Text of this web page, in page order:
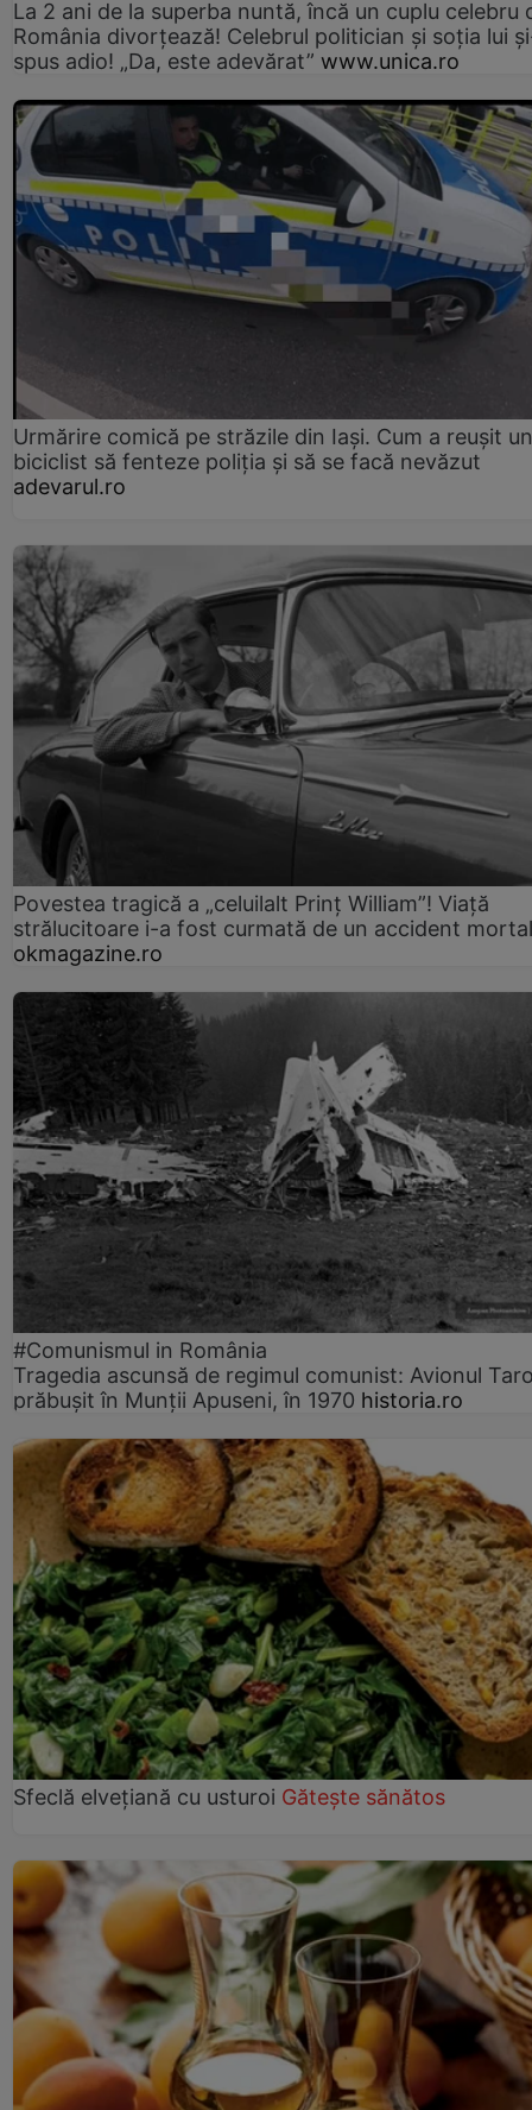
La 2 ani de la superba nuntă, încă un cuplu celebru
România divorțează! Celebrul politician și soția lui
spus adio! „Da, este adevărat” www.unica.ro
Urmărire comică pe străzile din Iași. Cum a reușit un
biciclist să fenteze poliția și să se facă nevăzut
adevarul.ro
Povestea tragică a „celuilalt Prinț William”! Viață
strălucitoare i-a fost curmată de un accident mortal
okmagazine.ro
#Comunismul in România
Tragedia ascunsă de regimul comunist: Avionul
prăbușit în Munții Apuseni, în 1970 historia.ro
Sfeclă elvețiană cu usturoi Gătește sănătos